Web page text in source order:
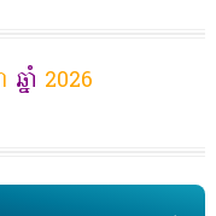
ឆ្នាំ 2026